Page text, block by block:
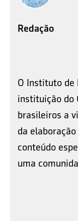
Redação
O Instituto de
instituição do
brasileiros a
da
conteúdo
uma